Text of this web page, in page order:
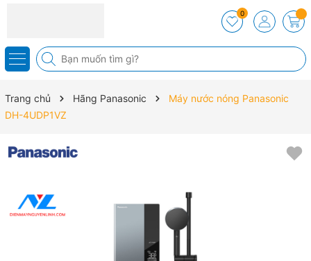
0
Trang chủ Hãng Panasonic
Máy nước nóng Panasonic
DH-4UDP1VZ